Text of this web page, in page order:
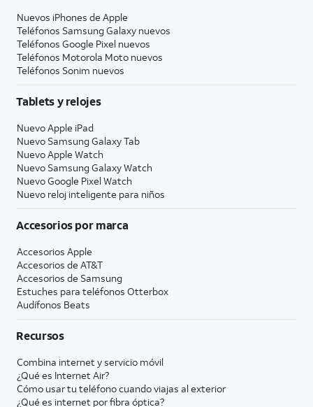
Nuevos iPhones de Apple
Teléfonos Samsung Galaxy nuevos
Teléfonos Google Pixel nuevos
Teléfonos Motorola Moto nuevos
Teléfonos Sonim nuevos
Tablets y relojes
Nuevo Apple iPad
Nuevo Samsung Galaxy Tab
Nuevo Apple Watch
Nuevo Samsung Galaxy Watch
Nuevo Google Pixel Watch
Nuevo reloj inteligente para niños
Accesorios por marca
Accesorios Apple
Accesorios de AT&T
Accesorios de Samsung
Estuches para teléfonos Otterbox
Audífonos Beats
Recursos
Combina internet y servicio móvil
¿Qué es Internet Air?
Cómo usar tu teléfono cuando viajas al exterior
¿Qué es internet por fibra óptica?